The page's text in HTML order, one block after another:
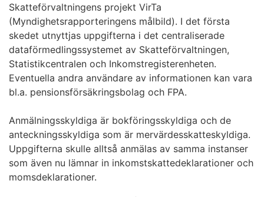
Skatteförvaltningens projekt VirTa
(Myndighetsrapporteringens målbild). I det första
skedet utnyttjas uppgifterna i det centraliserade
dataförmedlingssystemet av Skatteförvaltningen,
Statistikcentralen och Inkomstregisterenheten.
Eventuella andra användare av informationen kan vara
bl.a. pensionsförsäkringsbolag och FPA.
Anmälningsskyldiga är bokföringsskyldiga och de
anteckningsskyldiga som är mervärdesskatteskyldiga.
Uppgifterna skulle alltså anmälas av samma instanser
som även nu lämnar in inkomstskattedeklarationer och
momsdeklarationer.